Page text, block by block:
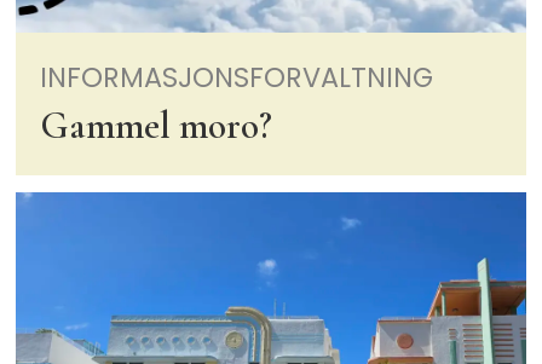
INFORMASJONSFORVALTNING
Gammel moro?